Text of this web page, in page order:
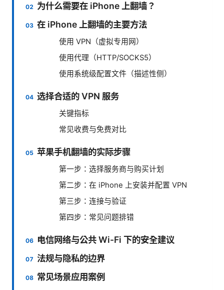
为什么需要在 iPhone 上翻墙？
在 iPhone 上翻墙的主要方法
使用 VPN（虚拟专用网）
使用代理（HTTP/SOCKS5）
使用系统级配置文件（描述性侧）
选择合适的 VPN 服务
关键指标
常见收费与免费对比
苹果手机翻墙的实际步骤
第一步：选择服务商与购买计划
第二步：在 iPhone 上安装并配置 VPN
第三步：连接与验证
第四步：常见问题排错
电信网络与公共 Wi-Fi 下的安全建议
法规与隐私的边界
常见场景应用案例